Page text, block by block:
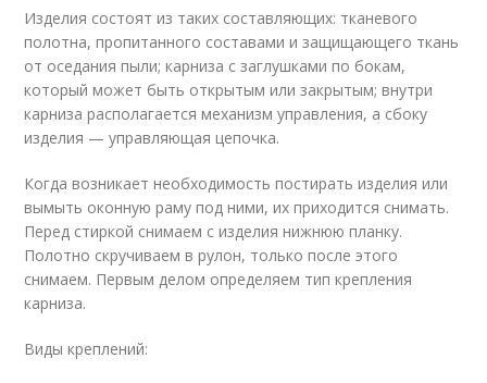
Изделия состоят из таких составляющих: тканевого
полотна, пропитанного составами и защищающего ткань
от оседания пыли; карниза с заглушками по бокам,
который может быть открытым или закрытым; внутри
карниза располагается механизм управления, а сбоку
изделия — управляющая цепочка.
Когда возникает необходимость постирать изделия или
вымыть оконную раму под ними, их приходится снимать.
Перед стиркой снимаем с изделия нижнюю планку.
Полотно скручиваем в рулон, только после этого
снимаем. Первым делом определяем тип крепления
карниза.
Виды креплений: